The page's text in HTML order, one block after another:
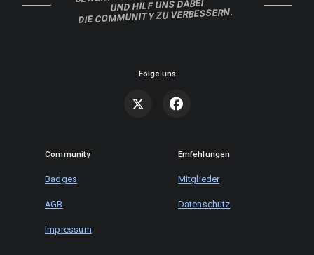
UND HILF UNS DABEI
DIE COMMUNITY ZU VERBESSERN.
Folge uns
Community Emfehlungen
Badges Mitglieder
AGB Datenschutz
Impressum